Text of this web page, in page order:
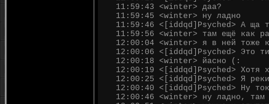
11:59:43 <winter> даа?
11:59:45 <winter> ну ладно
11:59:46 <[iddqd]Psyched> А ща
11:59:56 <winter> там ещё как
12:00:04 <winter> я в ней тоже
12:00:06 <[iddqd]Psyched> Это
12:00:18 <winter> йасно (:
12:00:19 <[iddqd]Psyched> Хотя
12:00:25 <[iddqd]Psyched> Я
12:00:40 <[iddqd]Psyched> Ну
12:00:46 <winter> ну ладно, там